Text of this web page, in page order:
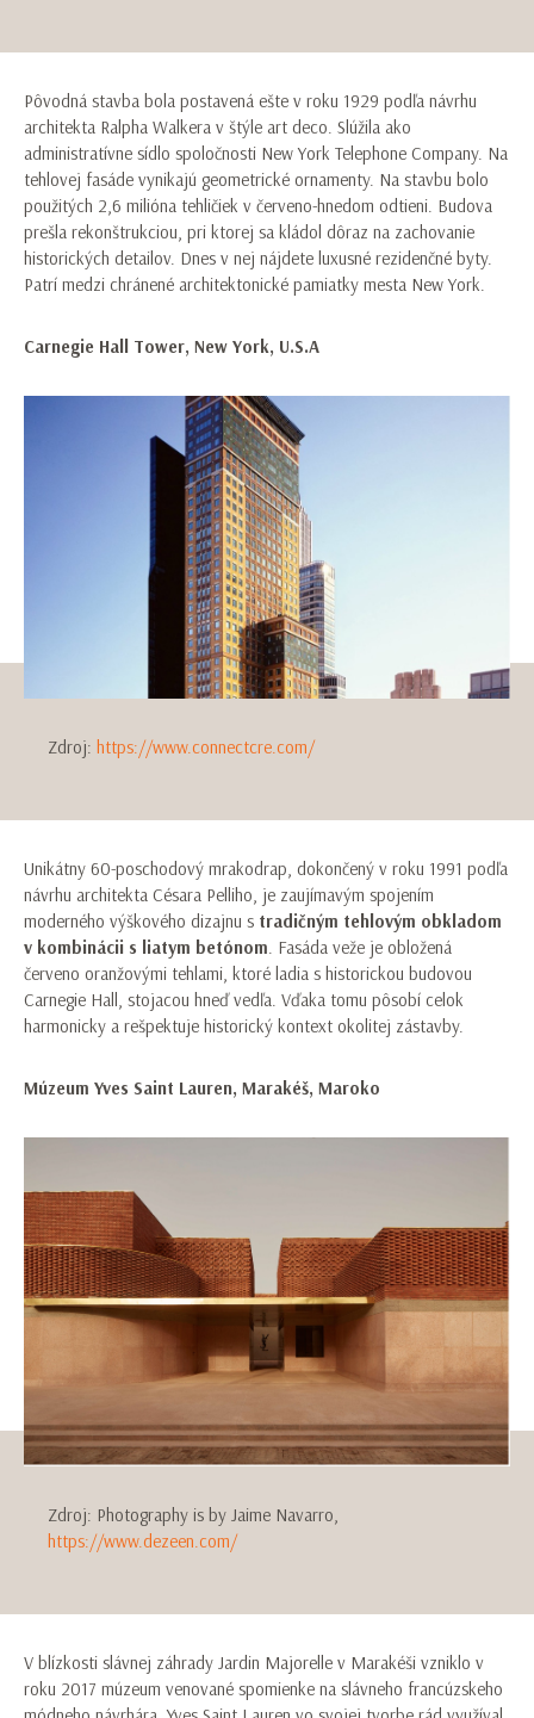
Pôvodná stavba bola postavená ešte v roku 1929 podľa návrhu
architekta Ralpha Walkera v štýle art deco. Slúžila ako
administratívne sídlo spoločnosti New York Telephone Company. Na
tehlovej fasáde vynikajú geometrické ornamenty. Na stavbu bolo
použitých 2,6 milióna tehličiek v červeno-hnedom odtieni. Budova
prešla rekonštrukciou, pri ktorej sa kládol dôraz na zachovanie
historických detailov. Dnes v nej nájdete luxusné rezidenčné byty.
Patrí medzi chránené architektonické pamiatky mesta New York.
Carnegie Hall Tower, New York, U.S.A
Zdroj: https://www.connectcre.com/
Unikátny 60-poschodový mrakodrap, dokončený v roku 1991 podľa
návrhu architekta Césara Pelliho, je zaujímavým spojením
moderného výškového dizajnu s tradičným tehlovým obkladom
v kombinácii s liatym betónom. Fasáda veže je obložená
červeno oranžovými tehlami, ktoré ladia s historickou budovou
Carnegie Hall, stojacou hneď vedľa. Vďaka tomu pôsobí celok
harmonicky a rešpektuje historický kontext okolitej zástavby.
Múzeum Yves Saint Lauren, Marakéš, Maroko
Zdroj: Photography is by Jaime Navarro,
https://www.dezeen.com/
V blízkosti slávnej záhrady Jardin Majorelle v Marakéši vzniklo v
roku 2017 múzeum venované spomienke na slávneho francúzskeho